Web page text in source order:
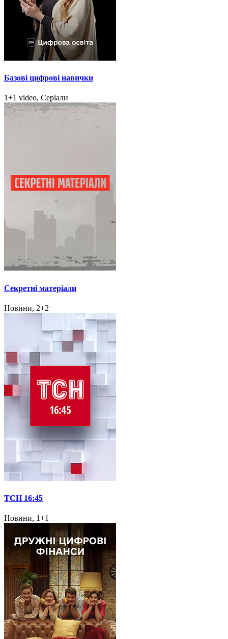
Базові цифрові навички
1+1 video, Серіали
Секретні матеріали
Новини, 2+2
ТСН 16:45
Новини, 1+1